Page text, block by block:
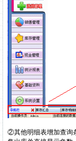
②其他明细表增加查询